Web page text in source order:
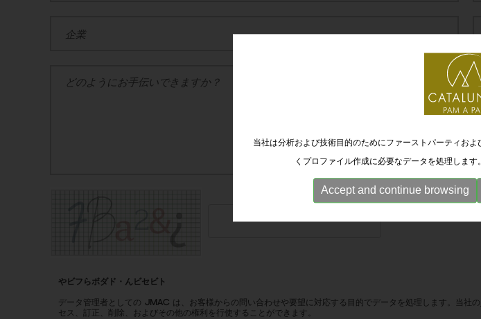
当社は分析および技術目的のためにファーストパーティお
くプロファイル作成に必要なデータを処理しま
Accept and continue browsing
やビフらボダド・んビセビト
データ管理者としての JMAC は、お客様からの問い合わせや要望に対応する目的でデータを処理します。当社の
セス、訂正、削除、およびその他の権利を行使することができます。